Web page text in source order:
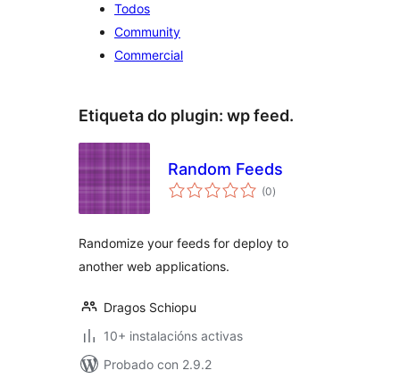
Todos
Community
Commercial
Etiqueta do plugin: wp feed.
Random Feeds
(0valoracións
totais
)
Randomize your feeds for deploy to
another web applications.
Dragos Schiopu
10+ instalacións activas
Probado con 2.9.2